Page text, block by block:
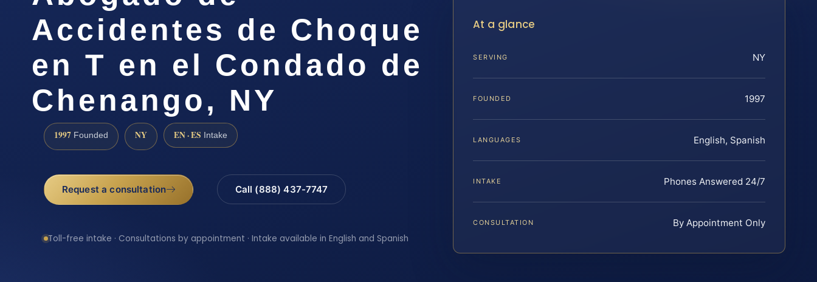
Accidentes de Choque
en T en el Condado de
Chenango, NY
1997 Founded NY EN · ES Intake
Request a consultation Call (888) 437-7747
Toll-free intake · Consultations by appointment · Intake available in English and Spanish
At a glance
SERVING NY
FOUNDED 1997
LANGUAGES English, Spanish
INTAKE Phones Answered 24/7
CONSULTATION By Appointment Only